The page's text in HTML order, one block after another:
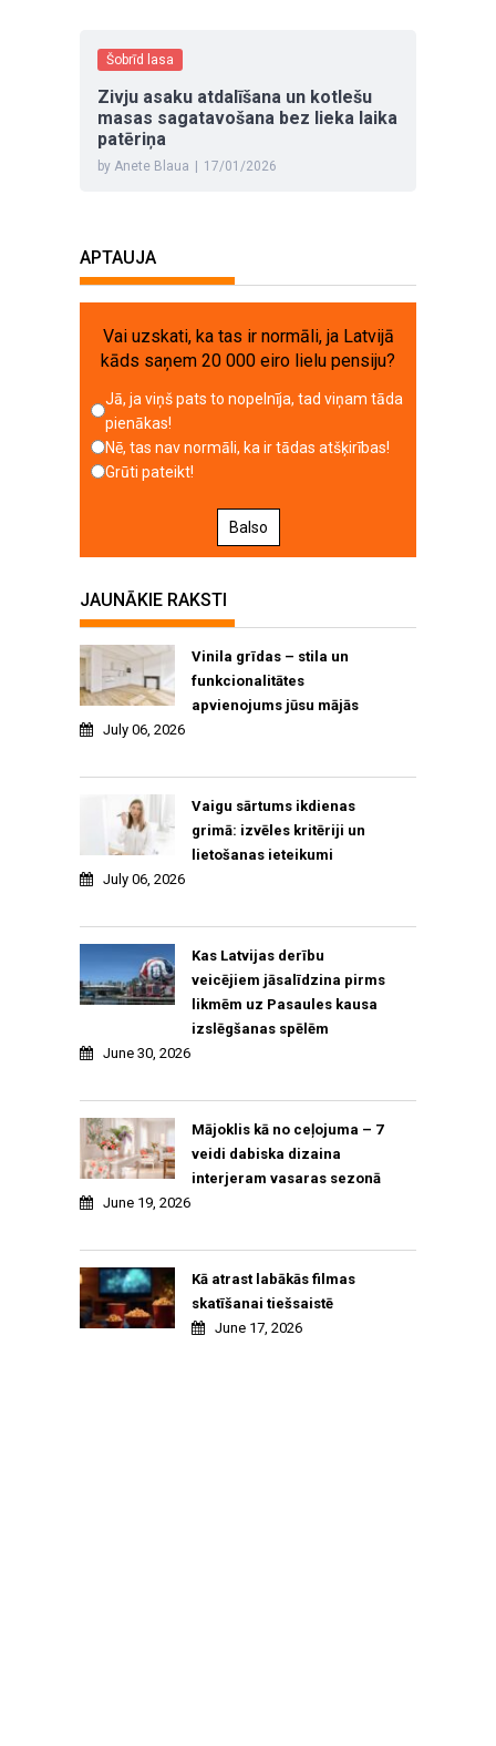
Šobrīd lasa
Zivju asaku atdalīšana un kotlešu
masas sagatavošana bez lieka laika
patēriņa
by Anete Blaua | 17/01/2026
APTAUJA
Vai uzskati, ka tas ir normāli, ja Latvijā
kāds saņem 20 000 eiro lielu pensiju?
Jā, ja viņš pats to nopelnīja, tad viņam tāda
pienākas!
Nē, tas nav normāli, ka ir tādas atšķirības!
Grūti pateikt!
Balso
JAUNĀKIE RAKSTI
Vinila grīdas – stila un
funkcionalitātes
apvienojums jūsu mājās
July 06, 2026
Vaigu sārtums ikdienas
grimā: izvēles kritēriji un
lietošanas ieteikumi
July 06, 2026
Kas Latvijas derību
veicējiem jāsalīdzina pirms
likmēm uz Pasaules kausa
izslēgšanas spēlēm
June 30, 2026
Mājoklis kā no ceļojuma – 7
veidi dabiska dizaina
interjeram vasaras sezonā
June 19, 2026
Kā atrast labākās filmas
skatīšanai tiešsaistē
June 17, 2026